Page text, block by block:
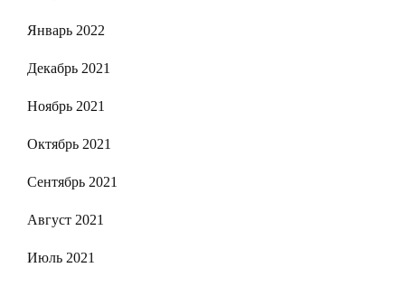
Январь 2022
Декабрь 2021
Ноябрь 2021
Октябрь 2021
Сентябрь 2021
Август 2021
Июль 2021